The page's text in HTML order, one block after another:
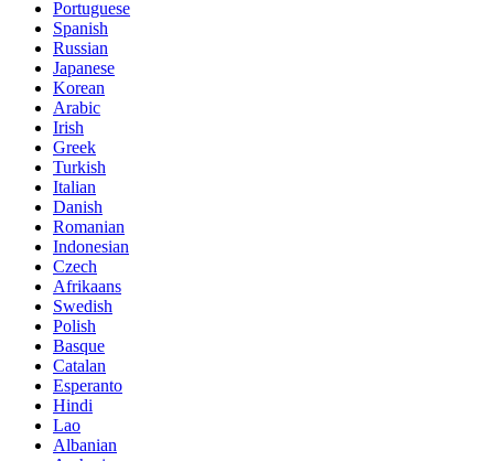
Portuguese
Spanish
Russian
Japanese
Korean
Arabic
Irish
Greek
Turkish
Italian
Danish
Romanian
Indonesian
Czech
Afrikaans
Swedish
Polish
Basque
Catalan
Esperanto
Hindi
Lao
Albanian